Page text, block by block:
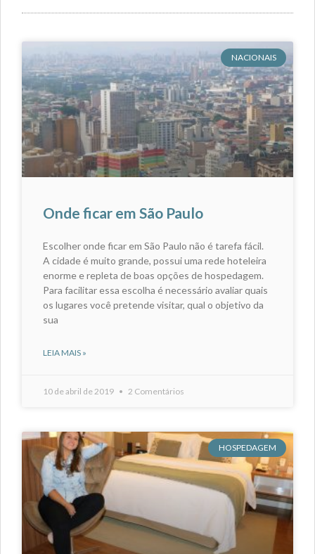
NACIONAIS
Onde ficar em São Paulo
Escolher onde ficar em São Paulo não é tarefa fácil.
A cidade é muito grande, possui uma rede hoteleira
enorme e repleta de boas opções de hospedagem.
Para facilitar essa escolha é necessário avaliar quais
os lugares você pretende visitar, qual o objetivo da
sua
LEIA MAIS »
10 de abril de 2019 2 Comentários
HOSPEDAGEM